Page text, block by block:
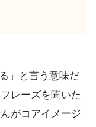
」と言う意味だ
レーズを聞いた
がコアイメージ